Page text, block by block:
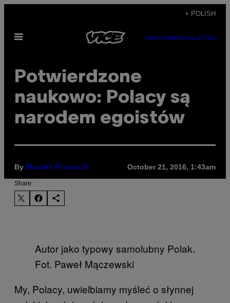
content
+ POLISH
Open
SUBSCRIBENEWSLETTER
​Potwierdzone
naukowo: Polacy są
narodem egoistów
By Maciek Piasecki October 21, 2016, 1:43am
Share:
Autor jako typowy samolubny Polak.
Fot. Paweł Mączewski
My, Polacy, uwielbiamy myśleć o słynnej